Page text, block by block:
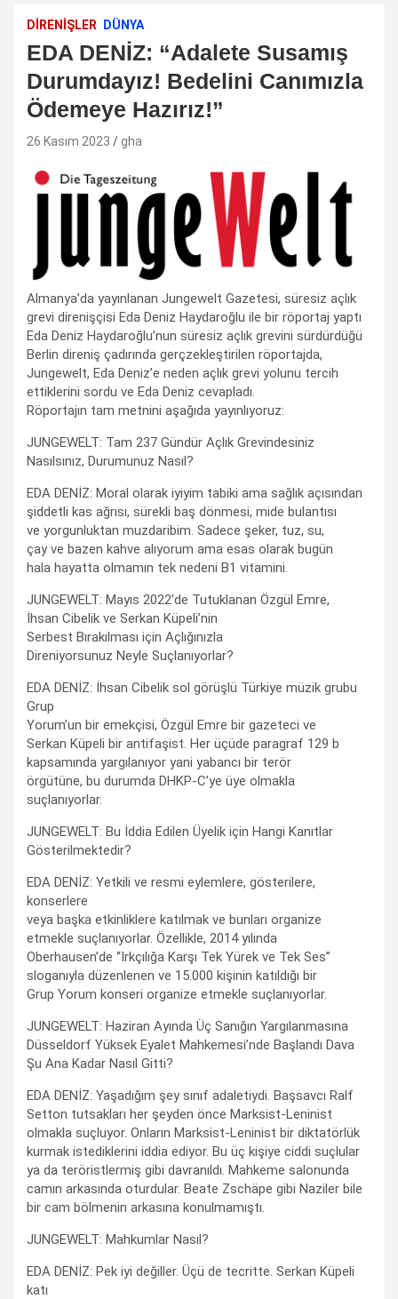
DIRENIŞLER DÜNYA
EDA DENİZ: “Adalete Susamış
Durumdayız! Bedelini Canımızla
Ödemeye Hazırız!”
26 Kasım 2023 gha
Almanya’da yayınlanan Jungewelt Gazetesi, süresiz açlık
grevi direnişçisi Eda Deniz Haydaroğlu ile bir röportaj yaptı
Eda Deniz Haydaroğlu’nun süresiz açlık grevini sürdürdüğü
Berlin direniş çadırında gerçzekleştirilen röportajda,
Jungewelt, Eda Deniz’e neden açlık grevi yolunu tercih
ettiklerini sordu ve Eda Deniz cevapladı.
Röportajın tam metnini aşağıda yayınlıyoruz:
JUNGEWELT: Tam 237 Gündür Açlık Grevindesiniz
Nasılsınız, Durumunuz Nasıl?
EDA DENİZ: Moral olarak iyiyim tabiki ama sağlık açısından
şiddetli kas ağrısı, sürekli baş dönmesi, mide bulantısı
ve yorgunluktan muzdaribim. Sadece şeker, tuz, su,
çay ve bazen kahve alıyorum ama esas olarak bugün
hala hayatta olmamın tek nedeni B1 vitamini.
JUNGEWELT: Mayıs 2022’de Tutuklanan Özgül Emre,
İhsan Cibelik ve Serkan Küpeli’nin
Serbest Bırakılması için Açlığınızla
Direniyorsunuz Neyle Suçlanıyorlar?
EDA DENİZ: İhsan Cibelik sol görüşlü Türkiye müzik grubu
Grup
Yorum’un bir emekçisi, Özgül Emre bir gazeteci ve
Serkan Küpeli bir antifaşist. Her üçüde paragraf 129 b
kapsamında yargılanıyor yani yabancı bir terör
örgütüne, bu durumda DHKP-C’ye üye olmakla
suçlanıyorlar.
JUNGEWELT: Bu İddia Edilen Üyelik için Hangi Kanıtlar
Gösterilmektedir?
EDA DENİZ: Yetkili ve resmi eylemlere, gösterilere,
konserlere
veya başka etkinliklere katılmak ve bunları organize
etmekle suçlanıyorlar. Özellikle, 2014 yılında
Oberhausen’de “Irkçılığa Karşı Tek Yürek ve Tek Ses”
sloganıyla düzenlenen ve 15.000 kişinin katıldığı bir
Grup Yorum konseri organize etmekle suçlanıyorlar.
JUNGEWELT: Haziran Ayında Üç Sanığın Yargılanmasına
Düsseldorf Yüksek Eyalet Mahkemesi’nde Başlandı Dava
Şu Ana Kadar Nasıl Gitti?
EDA DENİZ: Yaşadığım şey sınıf adaletiydi. Başsavcı Ralf
Setton tutsakları her şeyden önce Marksist-Leninist
olmakla suçluyor. Onların Marksist-Leninist bir diktatörlük
kurmak istediklerini iddia ediyor. Bu üç kişiye ciddi suçlular
ya da teröristlermiş gibi davranıldı. Mahkeme salonunda
camın arkasında oturdular. Beate Zschäpe gibi Naziler bile
bir cam bölmenin arkasına konulmamıştı.
JUNGEWELT: Mahkumlar Nasıl?
EDA DENİZ: Pek iyi değiller. Üçü de tecritte. Serkan Küpeli
katı